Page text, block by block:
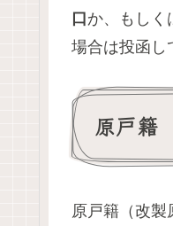
口か、もしく
場合は投函し
原戸籍
原戸籍（改製